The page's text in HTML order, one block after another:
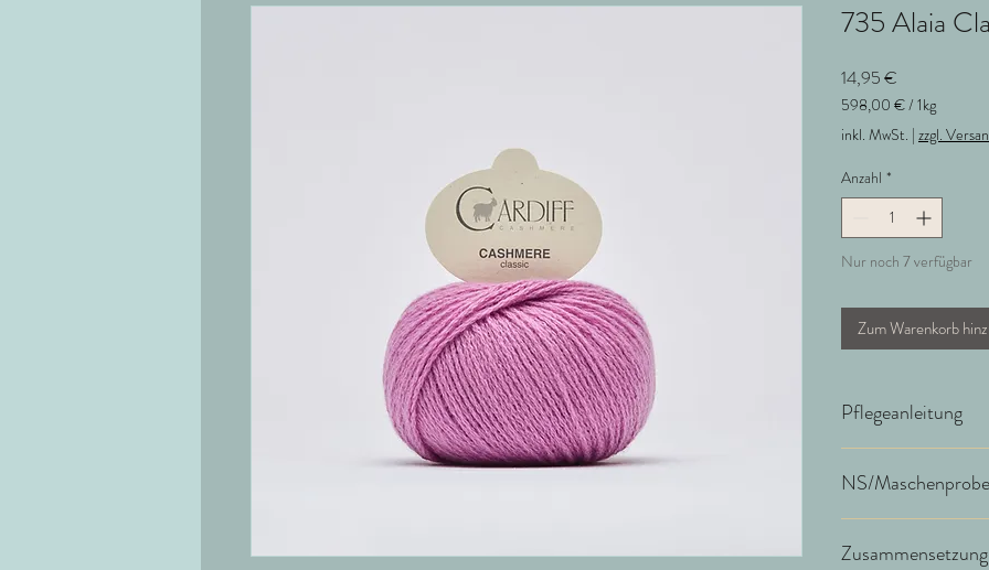
735 Alaia
14,95 €
598,00 €/ 1kg
598,00 €
pro
1
Kilogramm
inkl. MwSt. | zzgl.
Anzahl *
Nur noch 7 verfügbar
Zum Warenkorb
Pflegeanleitung
keinen Weichspüler
NS/Maschenprobe
Zusammensetzung